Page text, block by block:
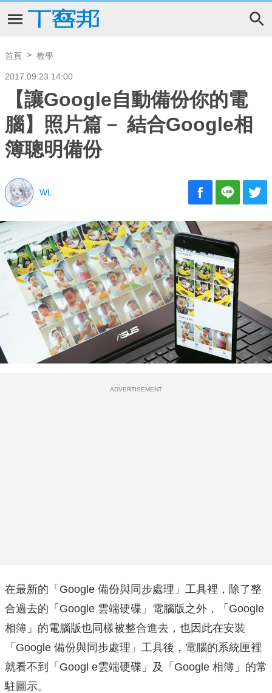
首頁 教學
2017.09.23 14:00
【讓Google自動備份你的電
腦】照片篇－ 結合Google相
簿聰明備份
WL.
ADVERTISEMENT
在最新的「Google 備份與同步處理」工具裡，除了整
合過去的「Google 雲端硬碟」電腦版之外，「Google
相簿」的電腦版也同樣被整合進去，也因此在安裝
「Google 備份與同步處理」工具後，電腦的系統匣裡
就看不到「Googl e雲端硬碟」及「Google 相簿」的常
駐圖示。